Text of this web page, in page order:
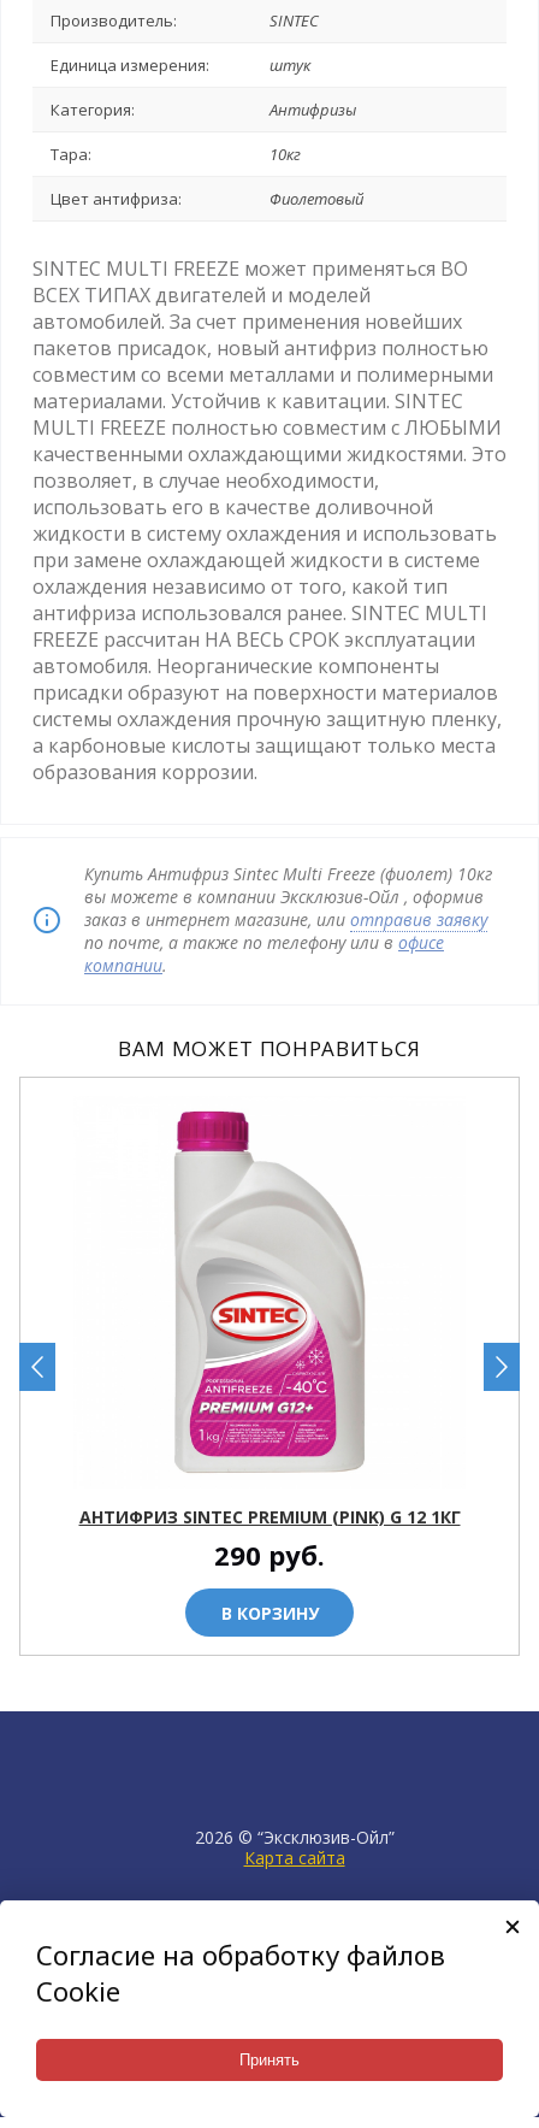
Производитель: SINTEC
Единица измерения: штук
Категория: Антифризы
Тара: 10кг
Цвет антифриза: Фиолетовый
SINTEC MULTI FREEZE может применяться ВО
ВСЕХ ТИПАХ двигателей и моделей
автомобилей. За счет применения новейших
пакетов присадок, новый антифриз полностью
совместим со всеми металлами и полимерными
материалами. Устойчив к кавитации. SINTEC
MULTI FREEZE полностью совместим с ЛЮБЫМИ
качественными охлаждающими жидкостями. Это
позволяет, в случае необходимости,
использовать его в качестве доливочной
жидкости в систему охлаждения и использовать
при замене охлаждающей жидкости в системе
охлаждения независимо от того, какой тип
антифриза использовался ранее. SINTEC MULTI
FREEZE рассчитан НА ВЕСЬ СРОК эксплуатации
автомобиля. Неорганические компоненты
присадки образуют на поверхности материалов
системы охлаждения прочную защитную пленку,
а карбоновые кислоты защищают только места
образования коррозии.
Купить Антифриз Sintec Multi Freeze (фиолет) 10кг
вы можете в компании Эксклюзив-Ойл , оформив
заказ в интернет магазине, или отправив заявку
по почте, а также по телефону или в офисе
компании.
ВАМ МОЖЕТ ПОНРАВИТЬСЯ
АНТИФРИЗ SINTEC PREMIUM (PINK) G 12 1КГ
290 руб.
В КОРЗИНУ
2026 © “Эксклюзив-Ойл”
Карта сайта
продвижение сайта НЕТКАМ
создан на платформе
KORZILLA
Согласие на обработку файлов
Cookie
Принять